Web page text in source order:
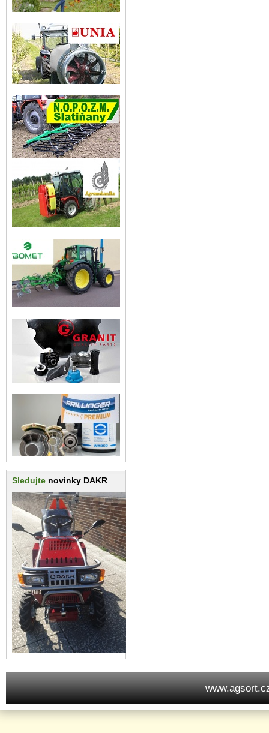
Sledujte novinky DAKR